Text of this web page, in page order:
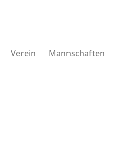
Verein Mannschaften